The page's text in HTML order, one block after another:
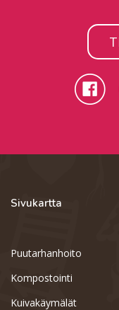
Sivukartta
Puutarhanhoito
Kompostointi
Kuivakäymälät